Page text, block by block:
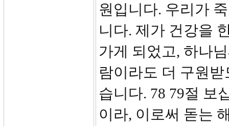
원입니다. 우리가
니다. 제가 건강을
가게 되었고, 하나
람이라도 더 구원
습니다. 78 79절 보
이라, 이로써 돋는